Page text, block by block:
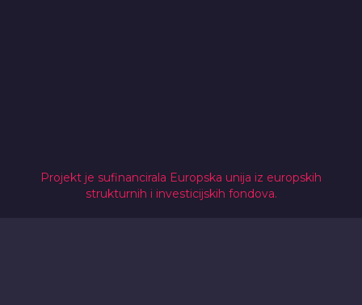
Projekt je sufinancirala Europska unija iz europskih
strukturnih i investicijskih fondova.